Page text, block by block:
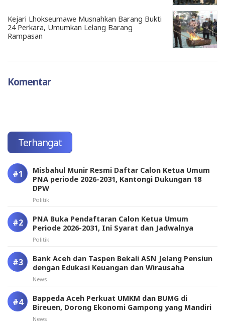
Kejari Lhokseumawe Musnahkan Barang Bukti
24 Perkara, Umumkan Lelang Barang
Rampasan
Komentar
Terhangat
Misbahul Munir Resmi Daftar Calon Ketua Umum
PNA periode 2026-2031, Kantongi Dukungan 18
DPW
Politik
PNA Buka Pendaftaran Calon Ketua Umum
Periode 2026-2031, Ini Syarat dan Jadwalnya
Politik
Bank Aceh dan Taspen Bekali ASN Jelang Pensiun
dengan Edukasi Keuangan dan Wirausaha
News
Bappeda Aceh Perkuat UMKM dan BUMG di
Bireuen, Dorong Ekonomi Gampong yang Mandiri
News